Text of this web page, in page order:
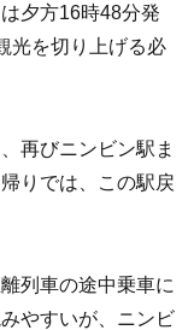
夕方16時48分発
光を切り上げる必
再びニンビン駅ま
りでは、この駅戻
列車の途中乗車に
やすいが、ニンビ